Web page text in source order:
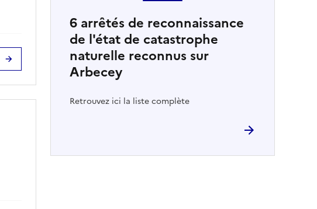
6 arrêtés de reconnaissance
de l'état de catastrophe
naturelle reconnus sur
Arbecey
Retrouvez ici la liste complète